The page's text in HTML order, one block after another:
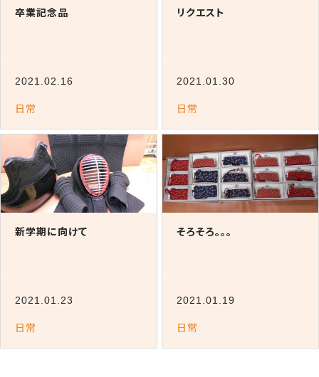
卒業記念品
2021.02.16
日常
リクエスト
2021.01.30
日常
新学期に向けて
2021.01.23
日常
そろそろ。。。
2021.01.19
日常